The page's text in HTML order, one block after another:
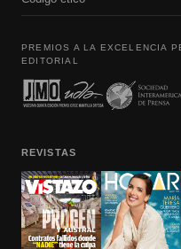
PREMIOS A LA EXCELENCIA
EDITORIAL
REVISTAS